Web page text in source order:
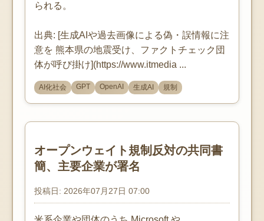
られる。
出典: [生成AIや過去画像による偽・誤情報に注
意を 熊本県の地震受け、ファクトチェック団
体が呼び掛け](https://www.itmedia ...
AI化社会 GPT OpenAI 生成AI 規制
オープンウェイト規制反対の共同書
簡、主要企業が署名
投稿日: 2026年07月27日 07:00